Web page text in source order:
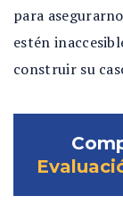
para
estén
construir su